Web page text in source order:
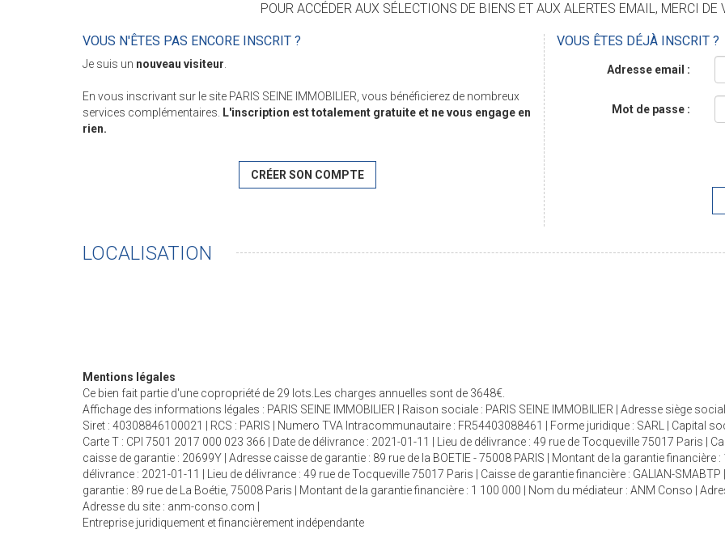
POUR ACCÉDER AUX SÉLECTIONS DE BIENS ET AUX ALERTES EMAIL, MERCI DE
VOUS N'ÊTES PAS ENCORE INSCRIT ?
Je suis un nouveau visiteur.
En vous inscrivant sur le site PARIS SEINE IMMOBILIER, vous bénéficierez de nombreux
services complémentaires. L'inscription est totalement gratuite et ne vous engage en
rien.
CRÉER SON COMPTE
VOUS ÊTES DÉJÀ INSCRIT ?
Adresse email :
Mot de passe :
LOCALISATION
Mentions légales
Ce bien fait partie d'une copropriété de 29 lots.Les charges annuelles sont de 3648€.
Affichage des informations légales : PARIS SEINE IMMOBILIER | Raison sociale : PARIS SEINE IMMOBILIER | Adresse siège
Siret : 40308846100021 | RCS : PARIS | Numero TVA Intracommunautaire : FR54403088461 | Forme juridique : SARL | Capital
Carte T : CPI 7501 2017 000 023 366 | Date de délivrance : 2021-01-11 | Lieu de délivrance : 49 rue de Tocqueville 75017 Paris |
caisse de garantie : 20699Y | Adresse caisse de garantie : 89 rue de la BOETIE - 75008 PARIS | Montant de la garantie financière
délivrance : 2021-01-11 | Lieu de délivrance : 49 rue de Tocqueville 75017 Paris | Caisse de garantie financière : GALIAN-
garantie : 89 rue de La Boétie, 75008 Paris | Montant de la garantie financière : 1 100 000 | Nom du médiateur : ANM Conso |
Adresse du site : anm-conso.com
Entreprise juridiquement et financièrement indépendante